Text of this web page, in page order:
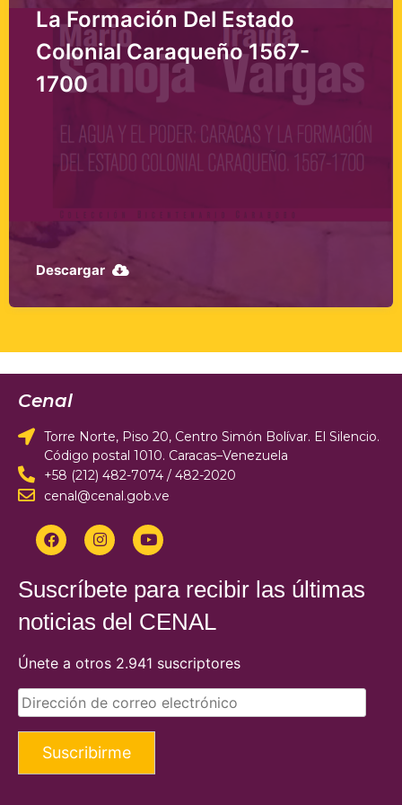
Estado
1567-
Saber
Cenal
Torre Norte, Piso 20, Centro Simón Bolívar. El Silencio.
Código postal 1010. Caracas–Venezuela
+58 (212) 482-7074 / 482-2020
cenal@cenal.gob.ve
Suscríbete para recibir las últimas
noticias del CENAL
Únete a otros 2.941 suscriptores
Suscribirme